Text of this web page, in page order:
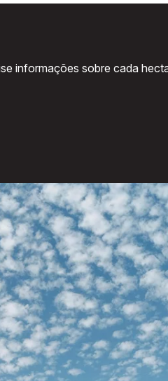
informações sobre cada